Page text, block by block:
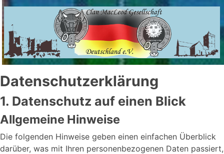
Datenschutzerklärung
1. Datenschutz auf einen Blick
Allgemeine Hinweise
Die folgenden Hinweise geben einen einfachen Überblick
darüber, was mit Ihren personenbezogenen Daten passiert,